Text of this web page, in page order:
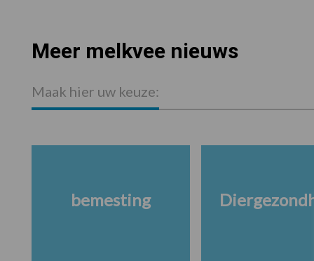
Meer melkvee nieuws
Maak hier uw keuze:
bemesting